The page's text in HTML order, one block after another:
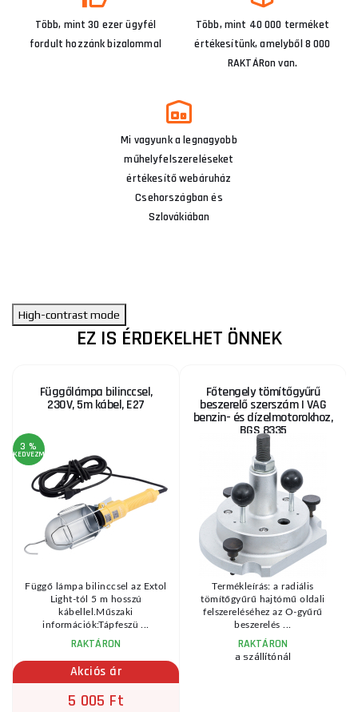
Több, mint 30 ezer ügyfél
fordult hozzánk bizalommal
Több, mint 40 000 terméket
értékesítünk, amelyből 8 000
RAKTÁRon van.
Mi vagyunk a legnagyobb
műhelyfelszereléseket
értékesítő webáruház
Csehországban és
Szlovákiában
High-contrast mode
EZ IS ÉRDEKELHET ÖNNEK
Függőlámpa bilinccsel,
230V, 5m kábel, E27
3 %
KEDVEZMÉNY
Függő lámpa bilinccsel az Extol
Light-tól 5 m hosszú
kábellel.Műszaki
információk:Tápfeszü ...
RAKTÁRON
Akciós ár
5 005 Ft
Főtengely tömítőgyűrű
beszerelő szerszám | VAG
benzin- és dízelmotorokhoz,
BGS 8335
Termékleírás: a radiális
tömítőgyűrű hajtómű oldali
felszereléséhez az O-gyűrű
beszerelés ...
RAKTÁRON
a szállítónál